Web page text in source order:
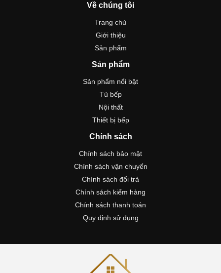
Về chúng tôi
Trang chủ
Giới thiệu
Sản phẩm
Sản phẩm
Sản phẩm nổi bật
Tủ bếp
Nội thất
Thiết bị bếp
Chính sách
Chính sách bảo mật
Chính sách vận chuyển
Chính sách đổi trả
Chính sách kiểm hàng
Chính sách thanh toán
Quy định sử dụng